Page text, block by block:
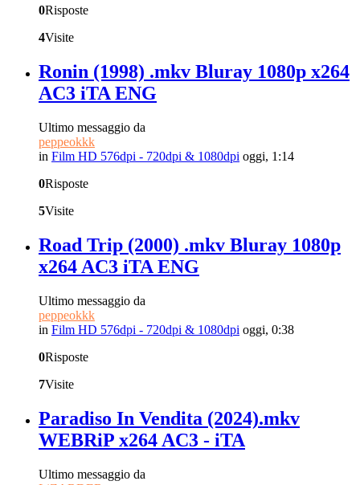
0Risposte
4Visite
Ronin (1998) .mkv Bluray 1080p x264
AC3 iTA ENG
Ultimo messaggio da
peppeokkk
in Film HD 576dpi - 720dpi & 1080dpi oggi, 1:14
0Risposte
5Visite
Road Trip (2000) .mkv Bluray 1080p
x264 AC3 iTA ENG
Ultimo messaggio da
peppeokkk
in Film HD 576dpi - 720dpi & 1080dpi oggi, 0:38
0Risposte
7Visite
Paradiso In Vendita (2024).mkv
WEBRiP x264 AC3 - iTA
Ultimo messaggio da